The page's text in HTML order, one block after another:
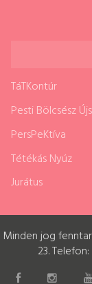
TáTKontúr
Pesti Bölcsész
PersPeKtíva
Tétékás Nyúz
Jurátus
Minden jog
23.